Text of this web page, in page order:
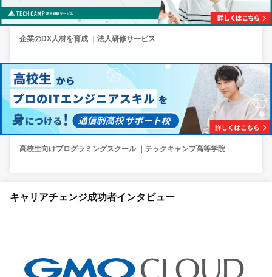
企業のDX人材を育成 ｜法人研修サービス
高校生向けプログラミングスクール ｜テックキャンプ高等学院
キャリアチェンジ成功者インタビュー